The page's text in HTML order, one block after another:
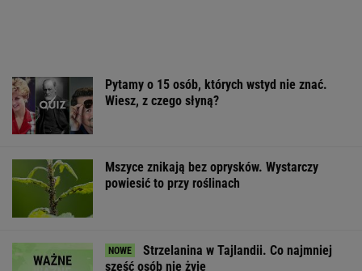
Pytamy o 15 osób, których wstyd nie znać.
Wiesz, z czego słyną?
Mszyce znikają bez oprysków. Wystarczy
powiesić to przy roślinach
Strzelanina w Tajlandii. Co najmniej
sześć osób nie żyje